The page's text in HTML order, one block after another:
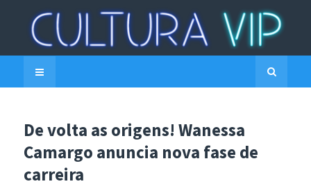
De volta as origens! Wanessa
Camargo anuncia nova fase de
carreira